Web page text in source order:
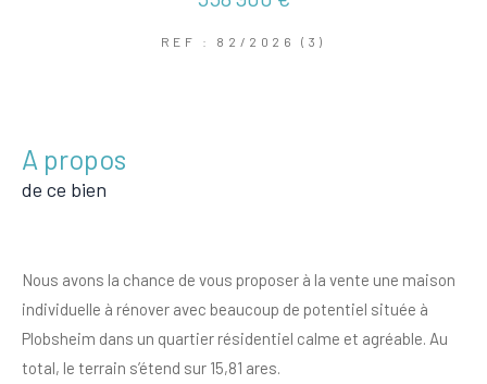
REF : 82/2026 (3)
a propos
de ce bien
Nous avons la chance de vous proposer à la vente une maison
individuelle à rénover avec beaucoup de potentiel située à
Plobsheim dans un quartier résidentiel calme et agréable. Au
total, le terrain s’étend sur 15,81 ares.